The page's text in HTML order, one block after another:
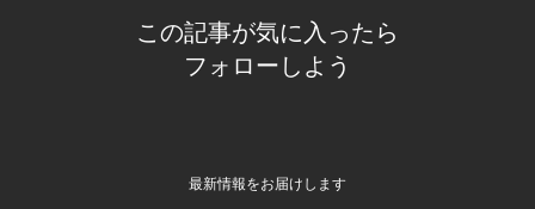
この記事が気に入ったら
フォローしよう
最新情報をお届けします